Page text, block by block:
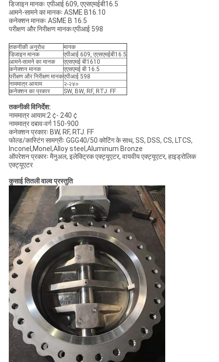
डिजाइन मानकः एपीआई 609, एएसएमईबी16.5
आमने-सामने का मानकः ASME B16.10
कनेक्शन मानकः ASME B 16.5
परीक्षण और निरीक्षण मानकःएपीआई 598
तकनीकी अनुरोध
मानक
डिजाइन मानक
एपीआई 609, एएसएमईबी16.5
आमने-सामने का मानक
एएसएमई बी1610
कनेक्शन मानक
एएसएमई बी 16.5
परीक्षण और निरीक्षण मानकएपीआई 598
नाममात्र आयाम
२-२४०
कनेक्शन का प्रकार
SW, BW, RF, RTJ. FF
तकनीकी विनिर्देश:
नाममात्र आयाम:2 ¢- 240 ¢
नाममात्र दबावःवर्ग 150-900
कनेक्शन प्रकारः BW, RF, RTJ. FF
फोल्ड/कास्टिंग सामग्रीः GGG40/50 कोटिंग के साथ, SS, DSS, CS, LTCS,
Inconel,Monel,Alloy steel,Aluminum Bronze
ऑपरेशन प्रकारः मैनुअल, इलेक्ट्रिक एक्ट्यूएटर, वायवीय एक्ट्यूएटर, हाइड्रोलिक
एक्ट्यूएटर
कुसाई तितली वाल्व प्रस्तुति